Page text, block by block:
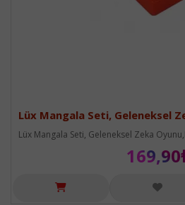
Lüx Mangala Seti, Geleneksel
Lüx Mangala Seti, Geleneksel Zeka